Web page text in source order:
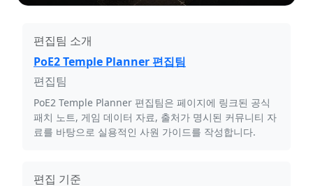
편집팀 소개
PoE2 Temple Planner 편집팀
편집팀
PoE2 Temple Planner 편집팀은 페이지에 링크된 공식
패치 노트, 게임 데이터 자료, 출처가 명시된 커뮤니티 자
료를 바탕으로 실용적인 사원 가이드를 작성합니다.
편집 기준